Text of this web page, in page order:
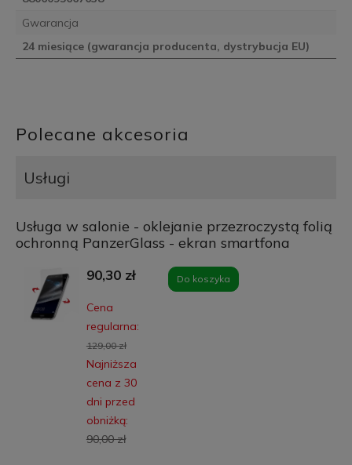
Gwarancja
24 miesiące (gwarancja producenta, dystrybucja EU)
Polecane akcesoria
Usługi
Usługa w salonie - oklejanie przezroczystą folią
ochronną PanzerGlass - ekran smartfona
90,30 zł
Cena
regularna:
129,00 zł
Najniższa
cena z 30
dni przed
obniżką:
90,00 zł
Do koszyka